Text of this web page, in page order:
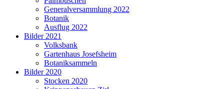
Generalversammlung 2022
Botanik
Ausflug 2022
Bilder 2021
Volksbank
Gartenhaus Josefsheim
Botaniksammeln
Bilder 2020
Stocken 2020